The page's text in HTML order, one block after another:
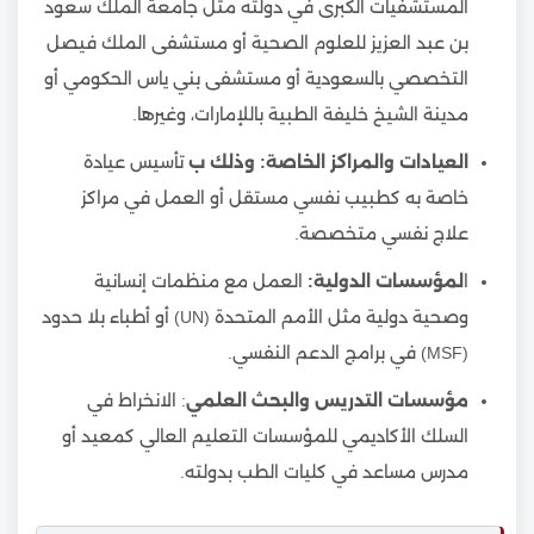
المستشفيات الكبرى في دولته مثل جامعة الملك سعود
بن عبد العزيز للعلوم الصحية أو مستشفى الملك فيصل
التخصصي بالسعودية أو مستشفى بني ياس الحكومي أو
مدينة الشيخ خليفة الطبية باللإمارات، وغيرها.
العيادات والمراكز الخاصة: وذلك بتأسيس عيادة
خاصة به كطبيب نفسي مستقل أو العمل في مراكز
علاج نفسي متخصصة.
لمؤسسات الدولية: العمل مع منظمات إنسانية
وصحية دولية مثل الأمم المتحدة (UN) أو أطباء بلا حدود
(MSF) في برامج الدعم النفسي.
مؤسسات التدريس والبحث العلمي: الانخراط في
السلك الأكاديمي للمؤسسات التعليم العالي كمعيد أو
مدرس مساعد في كليات الطب بدولته.